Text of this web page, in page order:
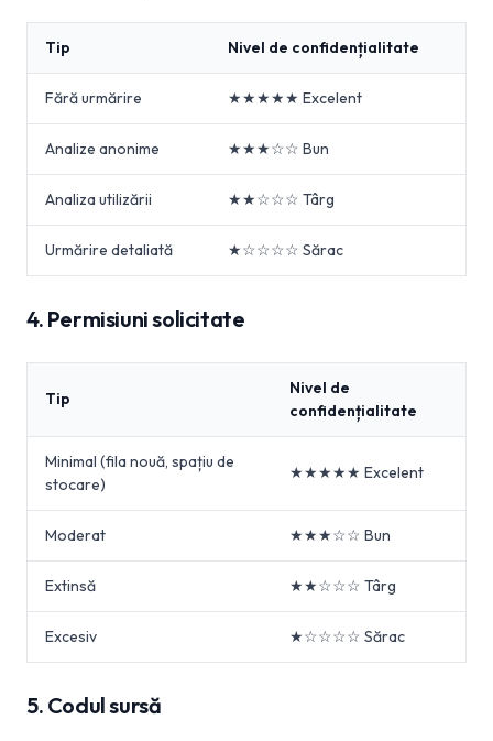
Tip Nivel de confidențialitate
Fără urmărire ★★★★★ Excelent
Analize anonime ★★★☆☆ Bun
Analiza utilizării ★★☆☆☆ Târg
Urmărire detaliată ★☆☆☆☆ Sărac
4. Permisiuni solicitate
Tip
Nivel de
confidențialitate
Minimal (fila nouă, spațiu de
stocare)
★★★★★ Excelent
Moderat ★★★☆☆ Bun
Extinsă ★★☆☆☆ Târg
Excesiv ★☆☆☆☆ Sărac
5. Codul sursă